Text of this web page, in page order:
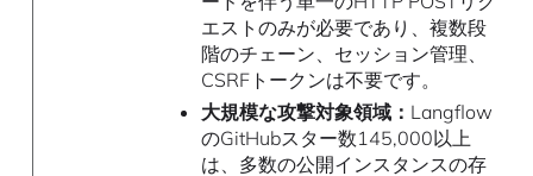
エストのみが必要であり、複数段
階のチェーン、セッション管理、
CSRFトークンは不要です。
大規模な攻撃対象領域： Langflow
のGitHubスター数145,000以上
は、多数の公開インスタンスの存